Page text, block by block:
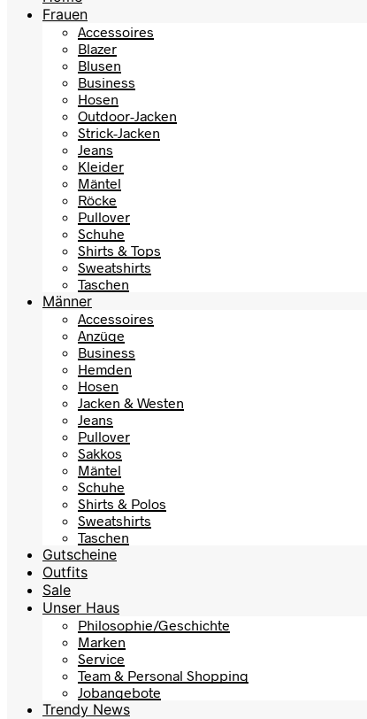
Frauen
Accessoires
Blazer
Blusen
Business
Hosen
Outdoor-Jacken
Strick-Jacken
Jeans
Kleider
Mäntel
Röcke
Pullover
Schuhe
Shirts & Tops
Sweatshirts
Taschen
Männer
Accessoires
Anzüge
Business
Hemden
Hosen
Jacken & Westen
Jeans
Pullover
Sakkos
Mäntel
Schuhe
Shirts & Polos
Sweatshirts
Taschen
Gutscheine
Outfits
Sale
Unser Haus
Philosophie/Geschichte
Marken
Service
Team & Personal Shopping
Jobangebote
Trendy News